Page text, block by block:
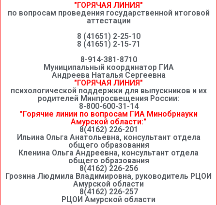
"ГОРЯЧАЯ ЛИНИЯ"
по вопросам проведения государственной итоговой
аттестации
8 (41651) 2-25-10
8 (41651) 2-15-71
8-914-381-8710
Муниципальный координатор ГИА
Андреева Наталья Сергеевна
"ГОРЯЧАЯ ЛИНИЯ"
психологической поддержки для выпускников и их
родителей Минпросвещения России:
8-800-600-31-14
"Горячие линии по вопросам ГИА Минобрнауки
Амурской области:"
8(4162) 226-201
Ильина Ольга Анатольевна, консультант отдела
общего образования
Кленина Ольга Андреевна, консультант отдела
общего образования
8(4162) 226-256
Грозина Людмила Владимировна, руководитель РЦОИ
Амурской области
8(4162) 226-257
РЦОИ Амурской области